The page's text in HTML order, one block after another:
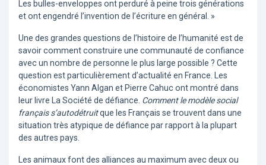
Les bulles-enveloppes ont perduré à peine trois générations
et ont engendré l’invention de l’écriture en général. »
Une des grandes questions de l’histoire de l’humanité est de
savoir comment construire une communauté de confiance
avec un nombre de personne le plus large possible ? Cette
question est particulièrement d’actualité en France. Les
économistes Yann Algan et Pierre Cahuc ont montré dans
leur livre La Société de défiance. Comment le modèle social
français s’autodétruitque les Français se trouvent dans une
situation très atypique de défiance par rapport à la plupart
des autres pays.
Les animaux font des alliances au maximum avec deux ou